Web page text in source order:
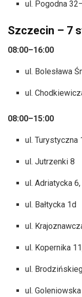
ul. Pogodna
Szczecin – 7
08:00–16:00
ul. Bolesława
ul.
08:00–15:00
ul. Turystyczna
ul. Jutrzenki 8
ul. Adriatycka
ul. Bałtycka 1d
ul.
ul. Kopernika
ul.
ul.